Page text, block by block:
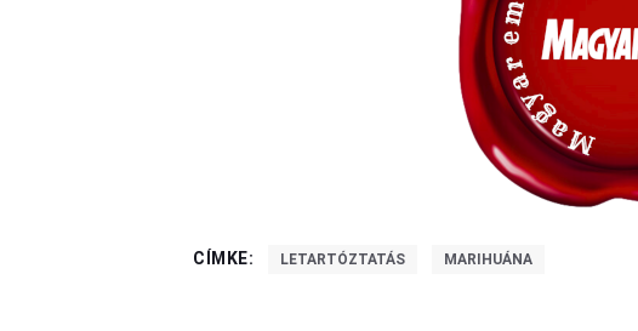
CÍMKE: LETARTÓZTATÁS MARIHUÁNA